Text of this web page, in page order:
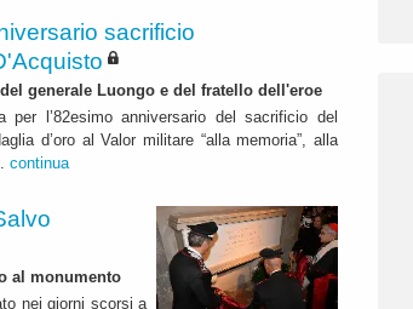
sacrificio
generale Luongo e del fratello dell'eroe
l’82esimo anniversario del sacrificio del
d’oro al Valor militare “alla memoria”, alla
continua
al monumento
nei giorni scorsi a